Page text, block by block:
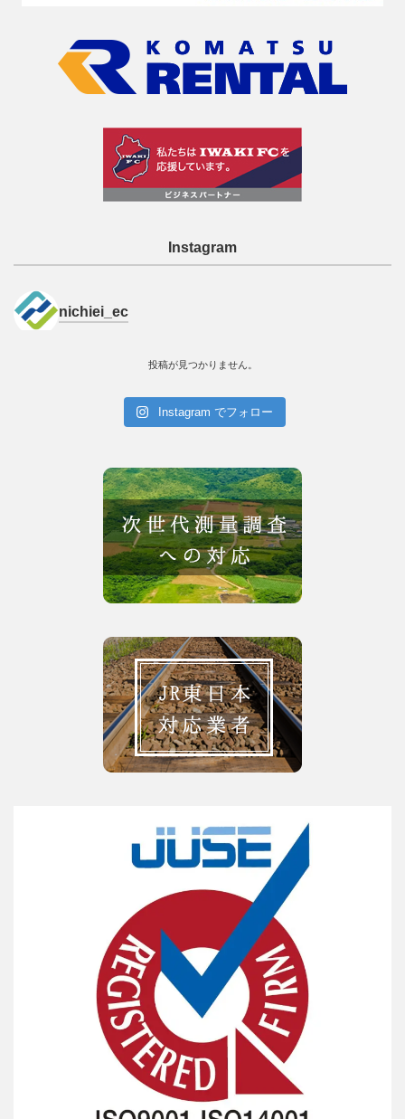
Instagram
nichiei_ec
投稿が見つかりません。
Instagram でフォロー